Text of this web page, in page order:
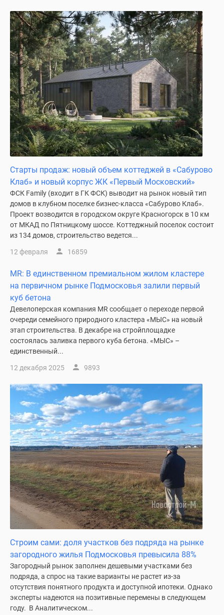
поселки
водоема
Коттеджные
поселки
ипотеку
Бизнес-
центры
Коттеджи
Скидки
акции
МаксСтарты продаж: новый объем коттеджей в «Сабурово
Клаб» и новый корпус ЖК «Первый Московский»
ФСК Family (входит в ГК ФСК) выводит на рынок новый тип
домов в клубном поселке бизнес-класса «Сабурово Клаб».
Проект возводится в городском округе Красногорск в 10 км
от МКАД по Пятницкому шоссе. Коттеджный поселок состоит
из 134 домов, строительство ведется...
12 февраля 16859
MR: В единственном премиальном жилом кластере
на первичном рынке Подмосковья залили первый
куб бетона
Девелоперская компания MR сообщает о переходе первой
очереди семейного природного кластера «МЫС» на новый
этап строительства. В декабре на стройплощадке
состоялась заливка первого куба бетона. «МЫС» –
единственный...
12 декабря 2025 9893
Строим сами: доля участков без подряда на рынке
загородного жилья Подмосковья превысила 88%
Загородный рынок заполнен дешевыми участками без
подряда, а спрос на такие варианты не растет из-за
отсутствия понятного продукта и доступной ипотеки. Однако
эксперты надеются на позитивные перемены в следующем
году. В Аналитическом...